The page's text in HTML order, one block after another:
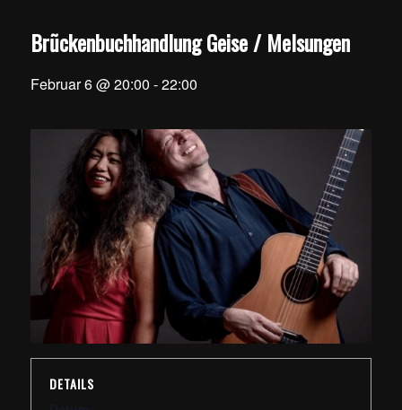
Brũckenbuchhandlung Geise / Melsungen
Februar 6 @ 20:00 -22:00
DETAILS